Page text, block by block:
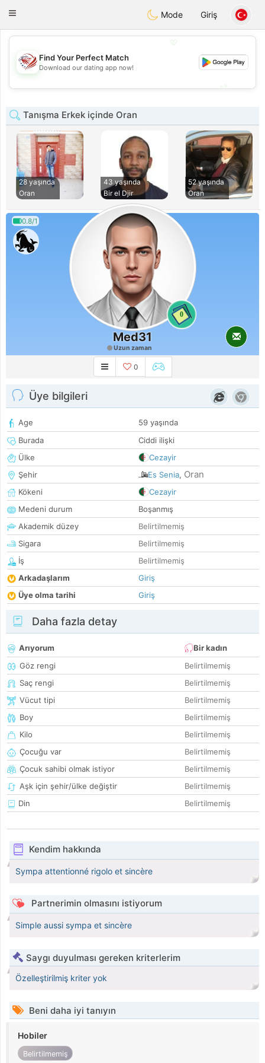
Dating
Toggle
Mode Giriş
💖
💕
Find Your Perfect Match
Download our dating app now!
Tanışma Erkek içinde Oran
28 yaşında
Oran
43 yaşında
Bir el Djir
52 yaşında
Oran
0.8/1
0
Med31
Uzun zaman
0
Üye bilgileri
Age
59 yaşında
Burada
Ciddi ilişki
Ülke
Cezayir
Şehir
Es Senia, Oran
Kökeni
Cezayir
Medeni durum
Boşanmış
Akademik düzey
Belirtilmemiş
Sigara
Belirtilmemiş
İş
Belirtilmemiş
Arkadaşlarım
Giriş
Üye olma tarihi
Giriş
Daha fazla detay
Arıyorum
Bir kadın
Göz rengi
Belirtilmemiş
Saç rengi
Belirtilmemiş
Vücut tipi
Belirtilmemiş
Boy
Belirtilmemiş
Kilo
Belirtilmemiş
Çocuğu var
Belirtilmemiş
Çocuk sahibi olmak istiyor
Belirtilmemiş
Aşk için şehir/ülke değiştir
Belirtilmemiş
Din
Belirtilmemiş
Kendim hakkında
Sympa attentionné rigolo et sincère
Partnerimin olmasını istiyorum
Simple aussi sympa et sincère
Saygı duyulması gereken kriterlerim
Özelleştirilmiş kriter yok
Beni daha iyi tanıyın
Hobiler
Belirtilmemiş